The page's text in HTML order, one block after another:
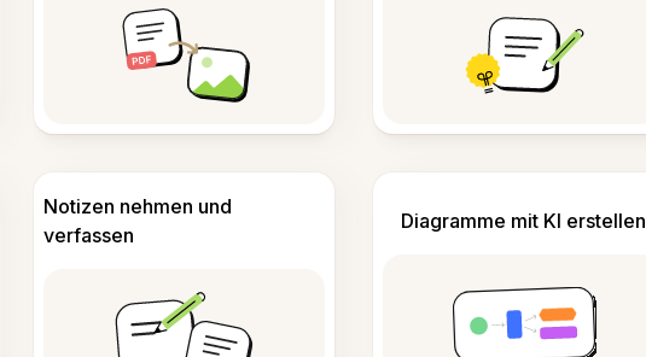
Notizen nehmen und
verfassen
Diagramme mit KI erstellen